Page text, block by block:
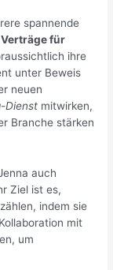
spannende
Verträge für
ihre
unter Beweis
neuen
Dienst mitwirken,
Branche stärken
auch
Ziel ist es,
indem sie
mit
um